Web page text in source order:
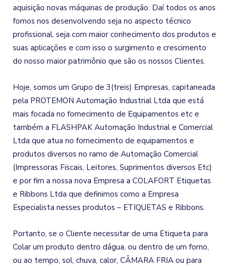
aquisição novas máquinas de produção. Daí todos os anos
fomos nos desenvolvendo seja no aspecto técnico
profissional, seja com maior conhecimento dos produtos e
suas aplicações e com isso o surgimento e crescimento
do nosso maior patrimônio que são os nossos Clientes.
Hoje, somos um Grupo de 3(treis) Empresas, capitaneada
pela PROTEMON Automação Industrial Ltda que está
mais focada no fornecimento de Equipamentos etc e
também a FLASHPAK Automação Industrial e Comercial
Ltda que atua no fornecimento de equipamentos e
produtos diversos no ramo de Automação Comercial
(Impressoras Fiscais, Leitores, Suprimentos diversos Etc)
e por fim a nossa nova Empresa a COLAFORT Etiquetas
e Ribbons Ltda que definimos como a Empresa
Especialista nesses produtos – ETIQUETAS e Ribbons.
Portanto, se o Cliente necessitar de uma Etiqueta para
Colar um produto dentro dágua, ou dentro de um forno,
ou ao tempo, sol, chuva, calor, CÂMARA FRIA ou para